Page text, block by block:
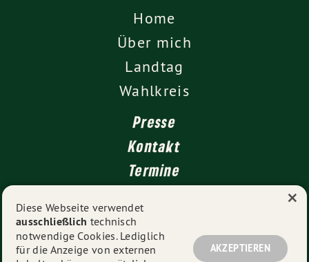
Home
Über mich
Landtag
Wahlkreis
Presse
Kontakt
Termine
Impressum
Datenschutz
Diese Webseite verwendet
ausschließlich technisch
notwendige Cookies. Lediglich
für die Anzeige von externen
AKZEPTIEREN
×